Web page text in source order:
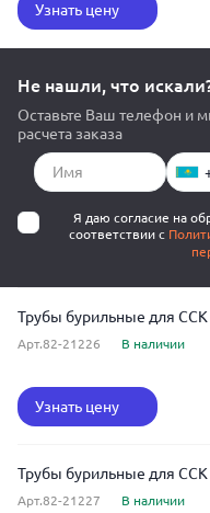
Узнать цену
Не нашли, что
Оставьте Ваш телефон и
расчета заказа
Я даю согласие на
соответствии с
Трубы бурильные для
Арт.82-21226 В наличии
Узнать цену
Трубы бурильные для
Арт.82-21227 В наличии